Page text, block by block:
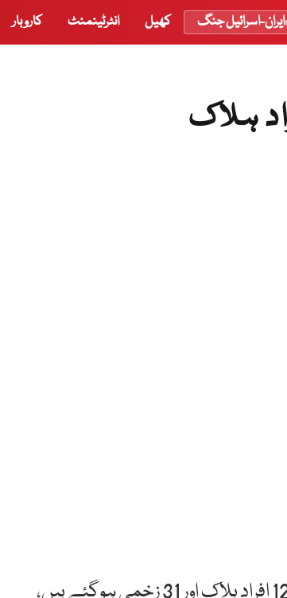
ایران-اسرائیل جنگ کھیل انٹرٹینمنٹ کاروبار